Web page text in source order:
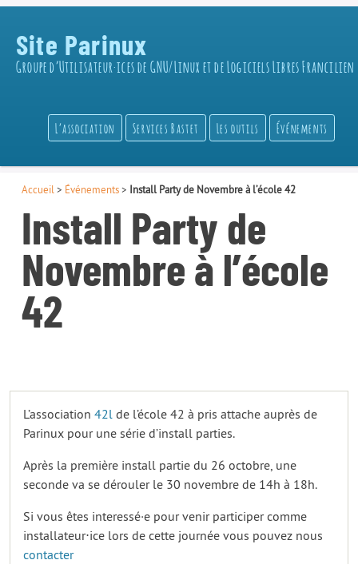
Site Parinux
Groupe d’Utilisateur·ices de GNU/Linux et de Logiciels Libres Francilien
L’association Services Bastet Les outils Événements
Accueil > Événements> Install Party de Novembre à l’école 42
Install Party de
Novembre à l’école
42
L’association 42l de l’école 42 à pris attache auprès de
Parinux pour une série d’install parties.
Après la première install partie du 26 octobre, une
seconde va se dérouler le 30 novembre de 14h à 18h.
Si vous êtes interessé·e pour venir participer comme
installateur⋅ice lors de cette journée vous pouvez nous
contacter